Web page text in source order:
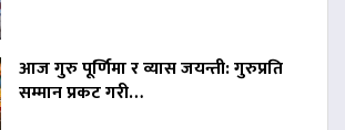
आज गुरु पूर्णिमा र व्यास जयन्ती: गुरुप्रति
सम्मान प्रकट गरी…